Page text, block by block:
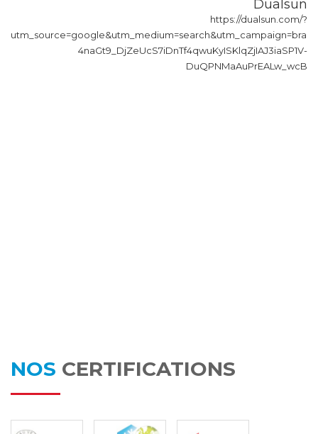
Dualsun
https://dualsun.com/?
4naGt9_DjZeUcS7iDnTf4qwuKyISKlqZjIAJ3iaSP1V-
DuQPNMaAuPrEALw_wcB
NOS CERTIFICATIONS